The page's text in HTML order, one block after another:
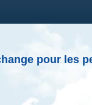
pour les